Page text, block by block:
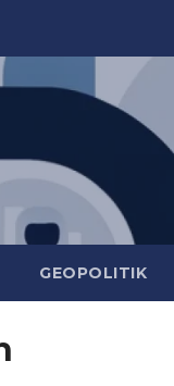
GEOPOLITIK